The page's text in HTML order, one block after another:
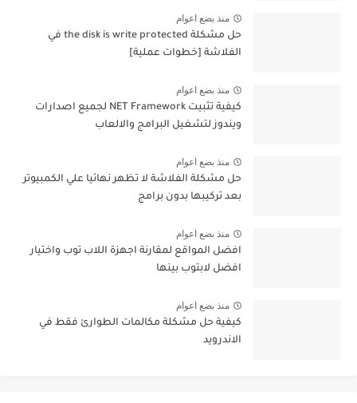
منذ بضع اعوام
حل مشكلة the disk is write protected في
الفلاشة [خطوات عملية]
منذ بضع اعوام
كيفية تثبيت NET Framework لجميع اصدارات
ويندوز لتشغيل البرامج والالعاب
منذ بضع اعوام
حل مشكلة الفلاشة لا تظهر نهائيا علي الكمبيوتر
بعد تركيبها بدون برامج
منذ بضع اعوام
افضل المواقع لمقارنة اجهزة اللاب توب واختيار
افضل لابتوب بينها
منذ بضع اعوام
كيفية حل مشكلة مكالمات الطوارئ فقط في
الاندرويد